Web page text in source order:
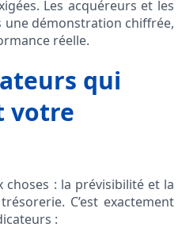
Les acquéreurs et les
une démonstration chiffrée,
réelle.
qui
votre
choses : la prévisibilité et la
C’est exactement
: